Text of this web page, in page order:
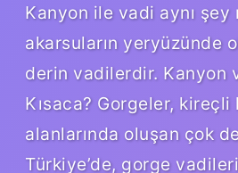
Kanyon ile vadi aynı şey
akarsuların yeryüzünde
derin vadilerdir. Kanyon
Kısaca? Gorgeler, kireçli
alanlarında oluşan çok
Türkiye’de, gorge